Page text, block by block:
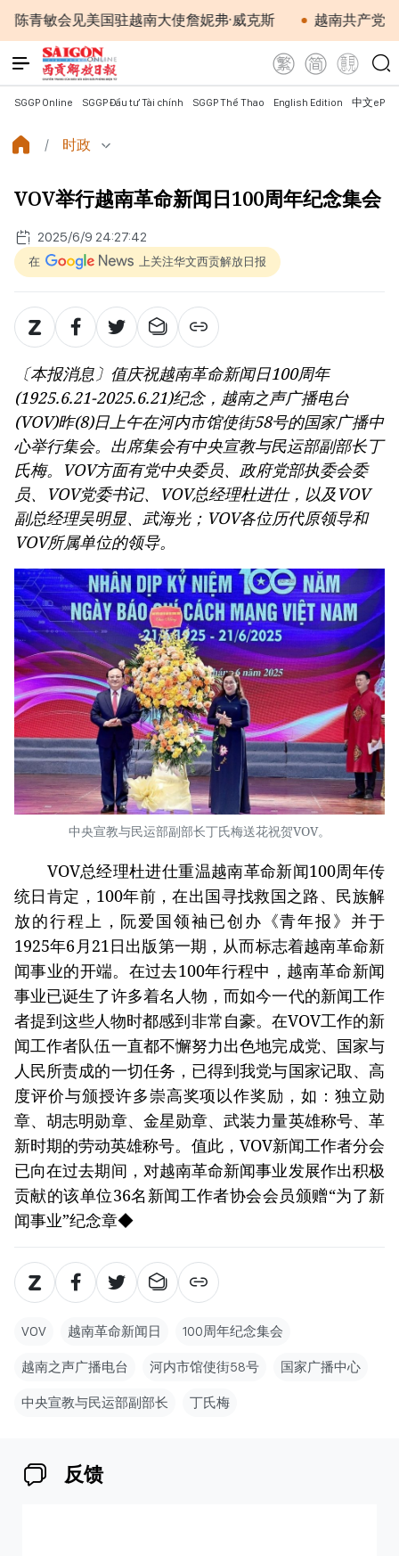
会见美国驻越南大使詹妮弗·威克斯 越南共产党中央总
SGGP Online SGGP Đầu tư Tài chính SGGP Thể Thao English Edition 中文
时政
VOV举行越南革命新闻日100周年纪念集会
2025/6/9 24:27:42
在 上关注华文西贡解放日报
〔本报消息〕值庆祝越南革命新闻日100周年
(1925.6.21-2025.6.21)纪念，越南之声广播电台
(VOV)昨(8)日上午在河内市馆使街58号的国家广播中
心举行集会。出席集会有中央宣教与民运部副部长丁
氏梅。VOV方面有党中央委员、政府党部执委会委
员、VOV党委书记、VOV总经理杜进仕，以及VOV
副总经理吴明显、武海光；VOV各位历代原领导和
VOV所属单位的领导。
中央宣教与民运部副部长丁氏梅送花祝贺VOV。
VOV总经理杜进仕重温越南革命新闻100周年传
统日肯定，100年前，在出国寻找救国之路、民族解
放的行程上，阮爱国领袖已创办《青年报》并于
1925年6月21日出版第一期，从而标志着越南革命新
闻事业的开端。在过去100年行程中，越南革命新闻
事业已诞生了许多着名人物，而如今一代的新闻工作
者提到这些人物时都感到非常自豪。在VOV工作的新
闻工作者队伍一直都不懈努力出色地完成党、国家与
人民所责成的一切任务，已得到我党与国家记取、高
度评价与颁授许多崇高奖项以作奖励，如：独立勋
章、胡志明勋章、金星勋章、武装力量英雄称号、革
新时期的劳动英雄称号。值此，VOV新闻工作者分会
已向在过去期间，对越南革命新闻事业发展作出积极
贡献的该单位36名新闻工作者协会会员颁赠“为了新
闻事业”纪念章◆
VOV 越南革命新闻日 100周年纪念集会
越南之声广播电台 河内市馆使街58号 国家广播中心
中央宣教与民运部副部长 丁氏梅
反馈